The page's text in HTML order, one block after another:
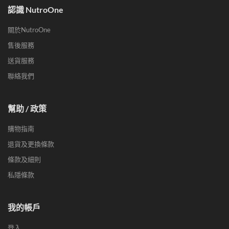
認識 NutroOne
關於NutroOne
售後服務
送貨服務
聯絡我們
幫助 / 政策
購物指南
退貨及更換條款
條款及細則
私隱條款
我的帳戶
登入